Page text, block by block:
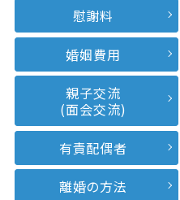
慰謝料
婚姻費用
親子交流
(面会交流)
有責配偶者
離婚の方法